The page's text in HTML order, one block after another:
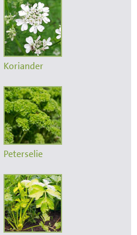
Koriander
Peterselie